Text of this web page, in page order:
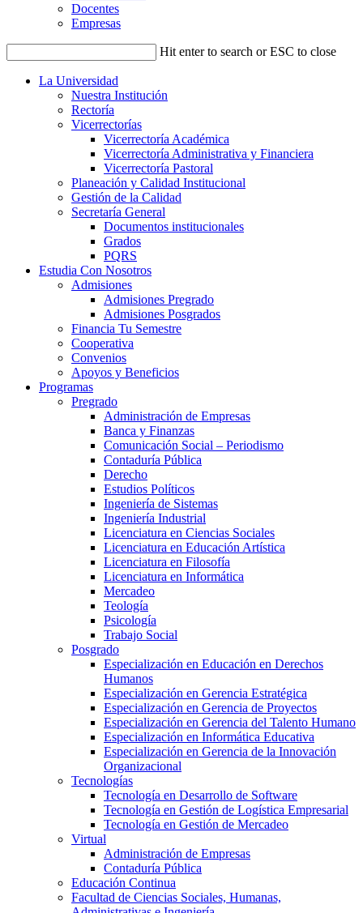
Docentes
Empresas
Hit enter to search or ESC to close
La Universidad
Nuestra Institución
Rectoría
Vicerrectorías
Vicerrectoría Académica
Vicerrectoría Administrativa y Financiera
Vicerrectoría Pastoral
Planeación y Calidad Institucional
Gestión de la Calidad
Secretaría General
Documentos institucionales
Grados
PQRS
Estudia Con Nosotros
Admisiones
Admisiones Pregrado
Admisiones Posgrados
Financia Tu Semestre
Cooperativa
Convenios
Apoyos y Beneficios
Programas
Pregrado
Administración de Empresas
Banca y Finanzas
Comunicación Social – Periodismo
Contaduría Pública
Derecho
Estudios Políticos
Ingeniería de Sistemas
Ingeniería Industrial
Licenciatura en Ciencias Sociales
Licenciatura en Educación Artística
Licenciatura en Filosofía
Licenciatura en Informática
Mercadeo
Teología
Psicología
Trabajo Social
Posgrado
Especialización en Educación en Derechos
Humanos
Especialización en Gerencia Estratégica
Especialización en Gerencia de Proyectos
Especialización en Gerencia del Talento Humano
Especialización en Informática Educativa
Especialización en Gerencia de la Innovación
Organizacional
Tecnologías
Tecnología en Desarrollo de Software
Tecnología en Gestión de Logística Empresarial
Tecnología en Gestión de Mercadeo
Virtual
Administración de Empresas
Contaduría Pública
Educación Continua
Facultad de Ciencias Sociales, Humanas,